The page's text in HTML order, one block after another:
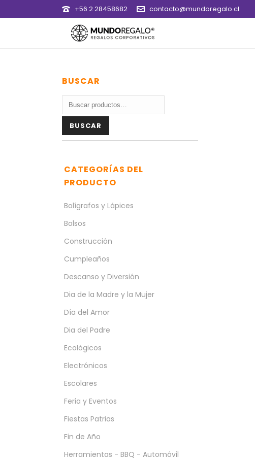
+56 2 28458682 contacto@mundoregalo.cl
BUSCAR
Buscar
por:
BUSCAR
CATEGORÍAS DEL
PRODUCTO
Bolígrafos y Lápices
Bolsos
Construcción
Cumpleaños
Descanso y Diversión
Dia de la Madre y la Mujer
Día del Amor
Dia del Padre
Ecológicos
Electrónicos
Escolares
Feria y Eventos
Fiestas Patrias
Fin de Año
Herramientas - BBQ - Automóvil